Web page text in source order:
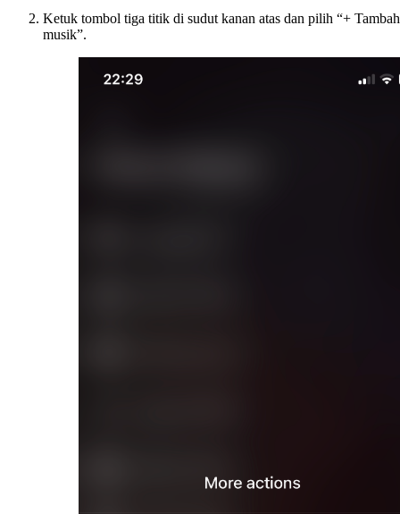
Ketuk tombol tiga titik di sudut kanan atas dan pilih “+ Tambah
musik”.